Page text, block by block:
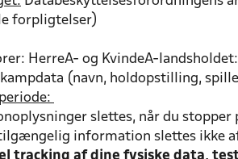
forpligtelser)
HerreA- og KvindeA-
(navn, holdopstilling,
slettes, når du stopper
information slettes ikke
tracking af dine fysiske data,